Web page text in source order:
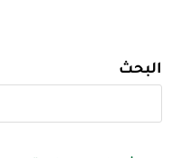
البحث